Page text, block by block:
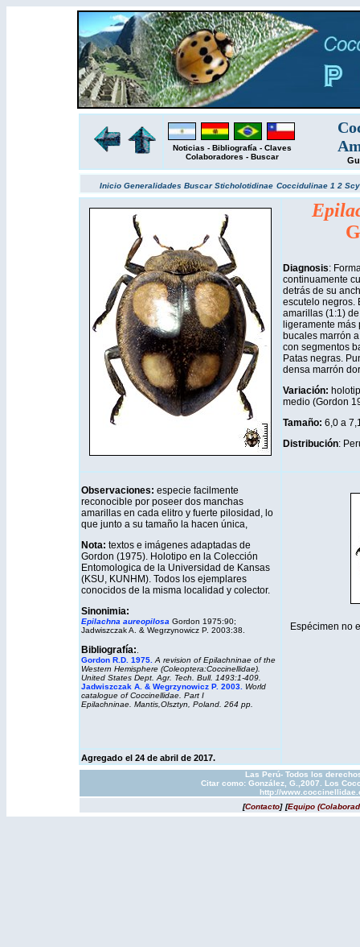
Noticias - Bibliografía - Claves
Colaboradores - Buscar
Inicio Generalidades BuscarSticholotidinae Coccidulinae 1 2
Diagnosis:
continuamente
detrás de su
escutelo negros.
amarillas (1:1)
ligeramente
bucales marrón
con segmentos
Patas negras.
densa marrón
Variación:
medio (Gordon
Tamaño: 6,0 a
Distribución:
Observaciones: especie facilmente
reconocible por poseer dos manchas
amarillas en cada elitro y fuerte pilosidad, lo
que junto a su tamaño la hacen única,
Nota: textos e imágenes adaptadas de
Gordon (1975). Holotipo en la Colección
Entomologica de la Universidad de Kansas
(KSU, KUNHM). Todos los ejemplares
conocidos de la misma localidad y colector.
Sinonimia:
Epilachna aureopilosa Gordon 1975:90;
Jadwiszczak A. & Wegrzynowicz P. 2003:38.
Bibliografía:
Gordon R.D. 1975. A revision of Epilachninae of the
Western Hemisphere (Coleoptera:Coccinellidae).
United States Dept. Agr. Tech. Bull. 1493:1-409.
Jadwiszczak A. & Wegrzynowicz P. 2003.
World
catalogue of Coccinellidae. Part I
Epilachninae. Mantis, Olsztyn, Poland. 264 pp.
Espécimen no
Agregado el 24 de abril de 2017.
Las Perú- Todos los
Citar como: González, G.,2007. Los
http://
[Contacto] [Equipo